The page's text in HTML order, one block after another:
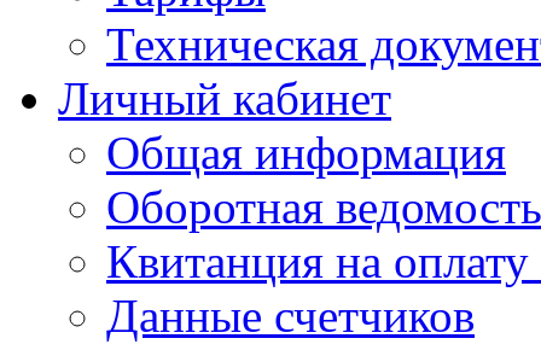
Техническая
Личный кабинет
Общая информация
Оборотная ведомость
Квитанция на
Данные счетчиков